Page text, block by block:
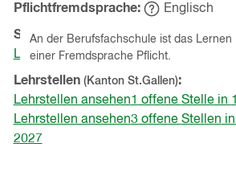
Pflichtfremdsprache
Hinweistext
An der Berufsfachschule ist das Lernen
einer Fremdsprache Pflicht.
Englisch
Schnupperlehren(KantonSt.Gallen)
Lehrbetriebe ansehen
Lehrstellen (Kanton St.Gallen)
Lehrstellen ansehen1 offene Stellein 1
Lehrstellen ansehen3offene Stellen in
2027